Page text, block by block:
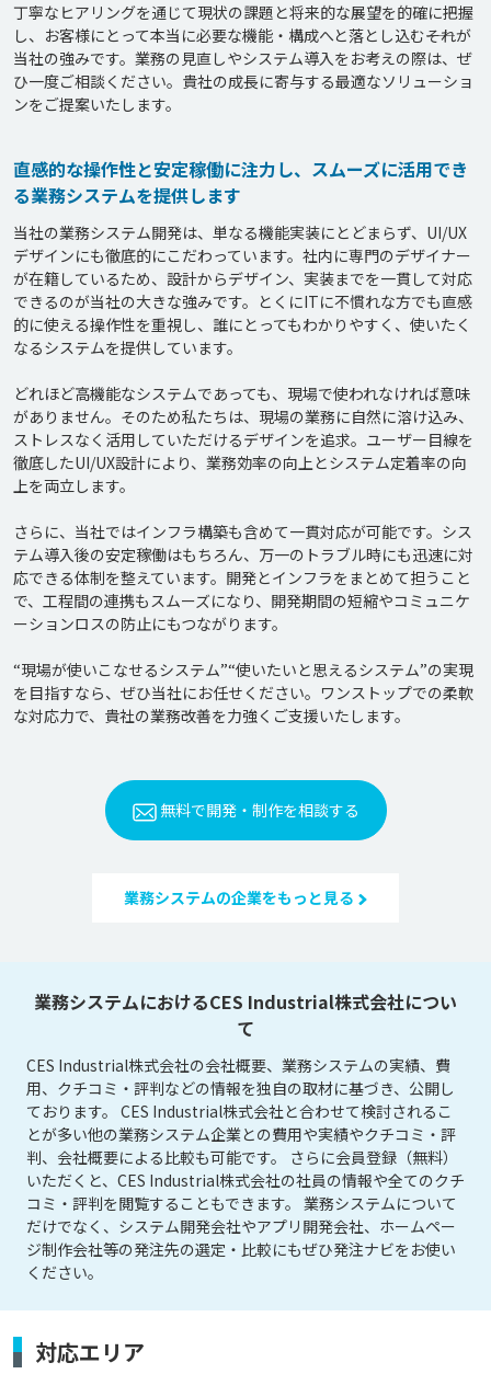
丁寧なヒアリングを通じて現状の課題と将来的な展望を的確に把握
し、お客様にとって本当に必要な機能・構成へと落とし込む――それが
当社の強みです。業務の見直しやシステム導入をお考えの際は、ぜ
ひ一度ご相談ください。貴社の成長に寄与する最適なソリューショ
直感的な操作性と安定稼働に注力し、スムーズに活用でき
る業務システムを提供します
当社の業務システム開発は、単なる機能実装にとどまらず、UI/UX
デザインにも徹底的にこだわっています。社内に専門のデザイナー
が在籍しているため、設計からデザイン、実装までを一貫して対応
できるのが当社の大きな強みです。とくにITに不慣れな方でも直感
的に使える操作性を重視し、誰にとってもわかりやすく、使いたく
なるシステムを提供しています。
どれほど高機能なシステムであっても、現場で使われなければ意味
がありません。そのため私たちは、現場の業務に自然に溶け込み、
ストレスなく活用していただけるデザインを追求。ユーザー目線を
徹底したUI/UX設計により、業務効率の向上とシステム定着率の向
上を両立します。
さらに、当社ではインフラ構築も含めて一貫対応が可能です。シス
テム導入後の安定稼働はもちろん、万一のトラブル時にも迅速に対
応できる体制を整えています。開発とインフラをまとめて担うこと
で、工程間の連携もスムーズになり、開発期間の短縮やコミュニケ
ーションロスの防止にもつながります。
“現場が使いこなせるシステム”“使いたいと思えるシステム”の実現
を目指すなら、ぜひ当社にお任せください。ワンストップでの柔軟
無料で開発・制作を相談する
業務システムの企業をもっと見る
業務システムにおけるCES Industrial株式会社につい
て
CES Industrial株式会社の会社概要、業務システムの実績、費
用、クチコミ・評判などの情報を独自の取材に基づき、公開し
ております。 CES Industrial株式会社と合わせて検討されるこ
とが多い他の業務システム企業との費用や実績やクチコミ・評
判、会社概要による比較も可能です。 さらに会員登録（無料）
いただくと、CES Industrial株式会社の社員の情報や全てのクチ
コミ・評判を閲覧することもできます。 業務システムについて
だけでなく、システム開発会社やアプリ開発会社、ホームペー
ジ制作会社等の発注先の選定・比較にもぜひ発注ナビをお使い
ください。
対応エリア